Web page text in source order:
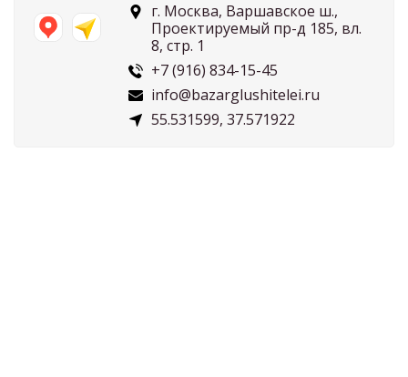
г. Москва, Варшавское ш.,
Проектируемый пр-д 185, вл.
8, стр. 1
+7 (916) 834-15-45
info@bazarglushitelei.ru
55.531599, 37.571922